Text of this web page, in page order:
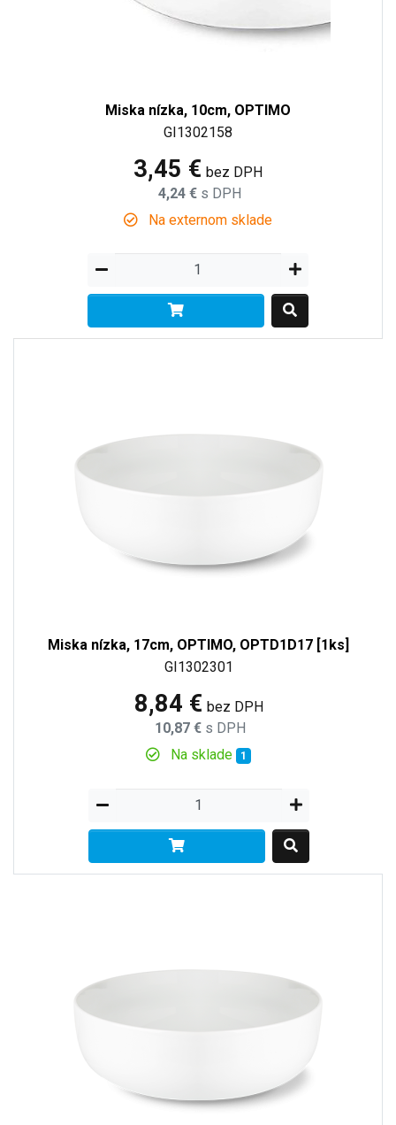
Miska nízka, 10cm, OPTIMO
GI1302158
3,45 € bez DPH
4,24 € s DPH
Na externom sklade
Miska nízka, 17cm, OPTIMO, OPTD1D17 [1ks]
GI1302301
8,84 € bez DPH
10,87 € s DPH
Na sklade 1